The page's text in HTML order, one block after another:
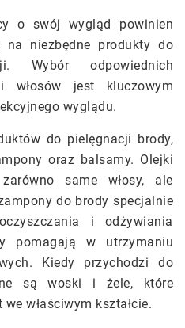
o swój wygląd powinien
na niezbędne produkty do
Wybór odpowiednich
włosów jest kluczowym
wyglądu.
do pielęgnacji brody,
oraz balsamy. Olejki
same włosy, ale
do brody specjalnie
i odżywiania
pomagają w utrzymaniu
Kiedy przychodzi do
są woski i żele, które
właściwym kształcie.